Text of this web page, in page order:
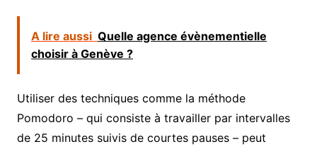
A lire aussi Quelle agence évènementielle
choisir à Genève ?
Utiliser des techniques comme la méthode
Pomodoro – qui consiste à travailler par intervalles
de 25 minutes suivis de courtes pauses – peut